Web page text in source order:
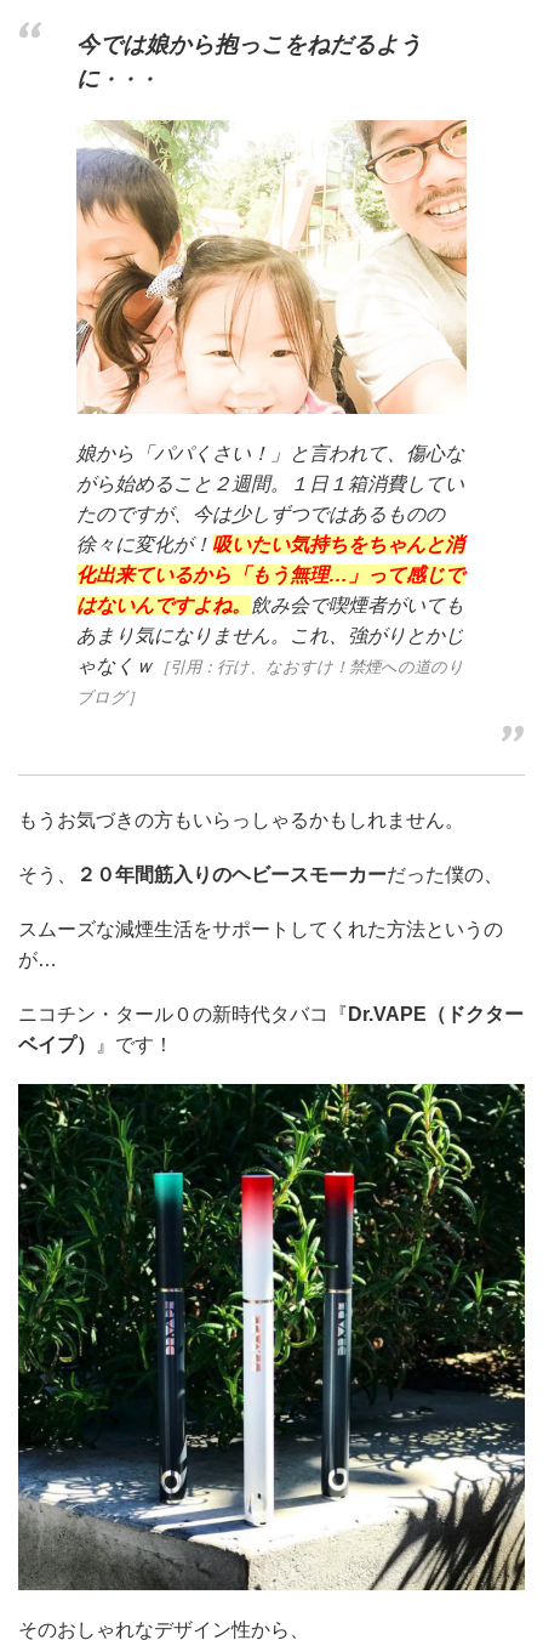
今では娘から抱っこをねだるよう
に・・・
娘から「パパくさい！」と言われて、傷心な
がら始めること２週間。１日１箱消費してい
たのですが、今は少しずつではあるものの
徐々に変化が！ 吸いたい気持ちをちゃんと消
化出来ているから「もう無理…」って感じで
はないんですよね。
飲み会で喫煙者がいても
あまり気になりません。これ、強がりとかじ
ゃなくｗ ［引用：行け、なおすけ！禁煙への道のり
ブログ］
もうお気づきの方もいらっしゃるかもしれません。
そう、 ２０年間筋入りのヘビースモーカーだった僕の、
スムーズな減煙生活をサポートしてくれた方法というの
が…
ニコチン・タール０の新時代タバコ『 Dr.VAPE（ドクター
ベイプ）
』です！
そのおしゃれなデザイン性から、